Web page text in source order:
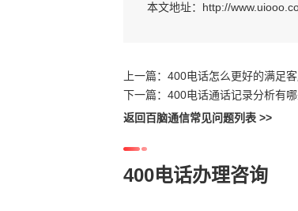
本文地址： http://
上一篇： 400电话怎么更好的满足
下一篇： 400电话通话记录分析有
返回百脑通信常见问题列表 >>
400电话办理咨询